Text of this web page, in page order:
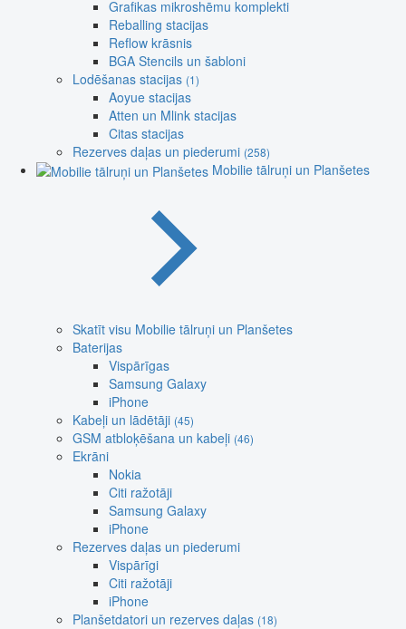
Grafikas mikroshēmu komplekti
Reballing stacijas
Reflow krāsnis
BGA Stencils un šabloni
Lodēšanas stacijas (1)
Aoyue stacijas
Atten un Mlink stacijas
Citas stacijas
Rezerves daļas un piederumi (258)
Mobilie tālruņi un Planšetes
Skatīt visu Mobilie tālruņi un Planšetes
Baterijas
Vispārīgas
Samsung Galaxy
iPhone
Kabeļi un lādētāji (45)
GSM atbloķēšana un kabeļi (46)
Ekrāni
Nokia
Citi ražotāji
Samsung Galaxy
iPhone
Rezerves daļas un piederumi
Vispārīgi
Citi ražotāji
iPhone
Planšetdatori un rezerves daļas (18)